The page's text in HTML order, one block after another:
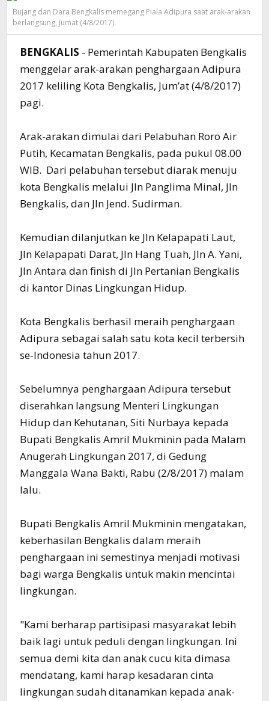
Bujang dan Dara Bengkalis memegang Piala Adipura saat arak-arakan
berlangsung, Jumat (4/8/2017).
BENGKALIS - Pemerintah Kabupaten Bengkalis
menggelar arak-arakan penghargaan Adipura
2017 keliling Kota Bengkalis, Jum’at (4/8/2017)
pagi.
Arak-arakan dimulai dari Pelabuhan Roro Air
Putih, Kecamatan Bengkalis, pada pukul 08.00
WIB. Dari pelabuhan tersebut diarak menuju
kota Bengkalis melalui Jln Panglima Minal, Jln
Bengkalis, dan Jln Jend. Sudirman.
Kemudian dilanjutkan ke Jln Kelapapati Laut,
Jln Kelapapati Darat, Jln Hang Tuah, Jln A. Yani,
Jln Antara dan finish di Jln Pertanian Bengkalis
di kantor Dinas Lingkungan Hidup.
Kota Bengkalis berhasil meraih penghargaan
Adipura sebagai salah satu kota kecil terbersih
se-Indonesia tahun 2017.
Sebelumnya penghargaan Adipura tersebut
diserahkan langsung Menteri Lingkungan
Hidup dan Kehutanan, Siti Nurbaya kepada
Bupati Bengkalis Amril Mukminin pada Malam
Anugerah Lingkungan 2017, di Gedung
Manggala Wana Bakti, Rabu (2/8/2017) malam
lalu.
Bupati Bengkalis Amril Mukminin mengatakan,
keberhasilan Bengkalis dalam meraih
penghargaan ini semestinya menjadi motivasi
bagi warga Bengkalis untuk makin mencintai
lingkungan.
"Kami berharap partisipasi masyarakat lebih
baik lagi untuk peduli dengan lingkungan. Ini
semua demi kita dan anak cucu kita dimasa
mendatang, kami harap kesadaran cinta
lingkungan sudah ditanamkan kepada anak-